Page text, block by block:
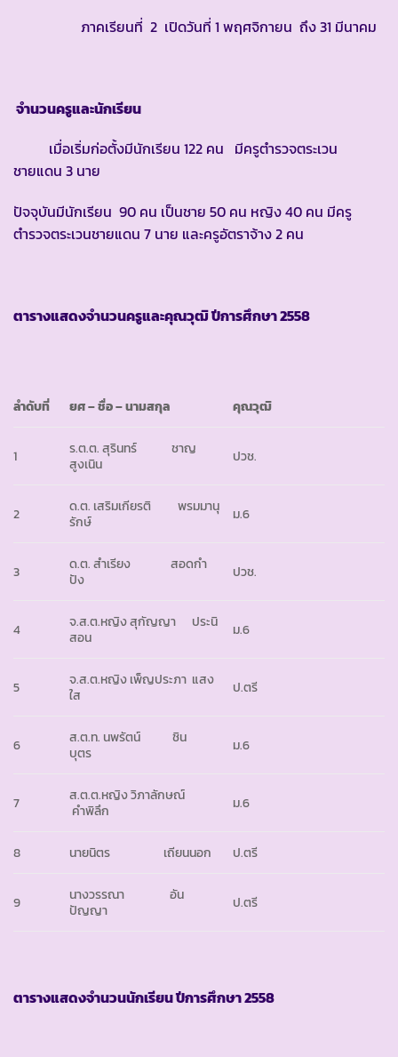
ภาคเรียนที่ 2 เปิดวันที่ 1 พฤศจิกายน ถึง 31 มีนาคม
จำนวนครูและนักเรียน
เมื่อเริ่มก่อตั้งมีนักเรียน 122 คน มีครูตำรวจตระเวน
ชายแดน 3 นาย
ปัจจุบันมีนักเรียน 90 คน เป็นชาย 50 คน หญิง 40 คน มีครู
ตำรวจตระเวนชายแดน 7 นาย และครูอัตราจ้าง 2 คน
ตารางแสดงจำนวนครูและคุณวุฒิ ปีการศึกษา2558
ลำดับที่ ยศ – ชื่อ – นามสกุล คุณวุฒิ
1
ร.ต.ต. สุรินทร์ ชาญ
สูงเนิน
ปวช.
2
ด.ต. เสริมเกียรติ พรมมานุ
รักษ์
ม.6
3
ด.ต. สำเรียง สอดกำ
ปัง
ปวช.
4
จ.ส.ต.หญิง สุกัญญา ประนิ
สอน
ม.6
5
จ.ส.ต.หญิง เพ็ญประภา แสง
ใส
ป.ตรี
6
ส.ต.ท. นพรัตน์ ชิน
บุตร
ม.6
7
ส.ต.ต.หญิง วิภาลักษณ์
คำพิลึก
ม.6
8 นายนิตร เถียนนอก ป.ตรี
9
นางวรรณา อัน
ปัญญา
ป.ตรี
ตารางแสดงจำนวนนักเรียน ปีการศึกษา2558